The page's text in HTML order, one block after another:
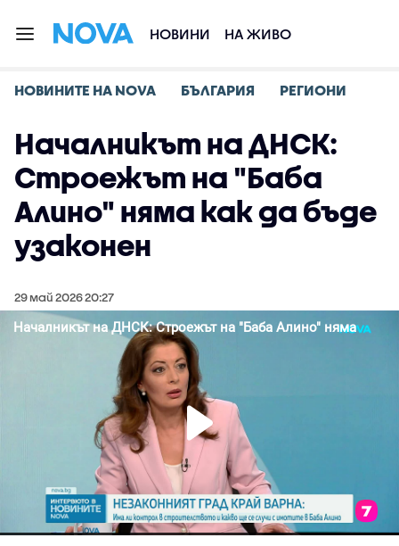
НОВИНИ НА ЖИВО
НОВИНИТЕ НА NOVA БЪЛГАРИЯ РЕГИОНИ
Началникът на ДНСК:
Строежът на "Баба
Алино" няма как да бъде
узаконен
29 май 2026 20:27